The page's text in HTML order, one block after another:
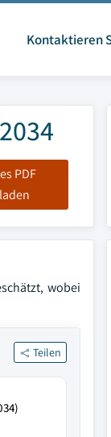
Kontaktieren
PDF
wobei
Teilen